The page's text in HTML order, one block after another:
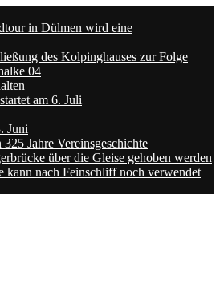
in Dülmen wird eine
des Kolpinghauses zur Folge
04
am 6. Juli
Juni
Jahre Vereinsgeschichte
über die Gleise gehoben werden
kann nach Feinschliff noch verwendet